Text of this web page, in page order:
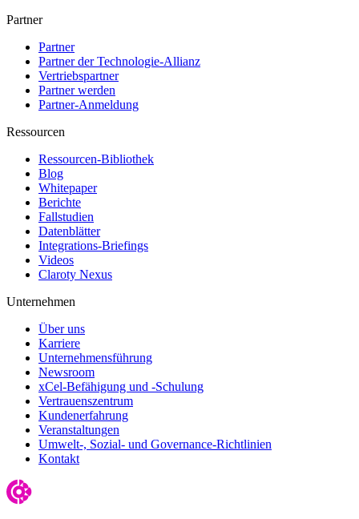
Partner
Partner
Partner der Technologie-Allianz
Vertriebspartner
Partner werden
Partner-Anmeldung
Ressourcen
Ressourcen-Bibliothek
Blog
Whitepaper
Berichte
Fallstudien
Datenblätter
Integrations-Briefings
Videos
Claroty Nexus
Unternehmen
Über uns
Karriere
Unternehmensführung
Newsroom
xCel-Befähigung und -Schulung
Vertrauenszentrum
Kundenerfahrung
Veranstaltungen
Umwelt-, Sozial- und Governance-Richtlinien
Kontakt